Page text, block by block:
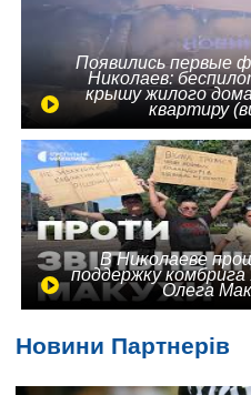
Появились первые
Николаев:
крышу жилого
квартиру
В Николаеве
поддержку
Олега